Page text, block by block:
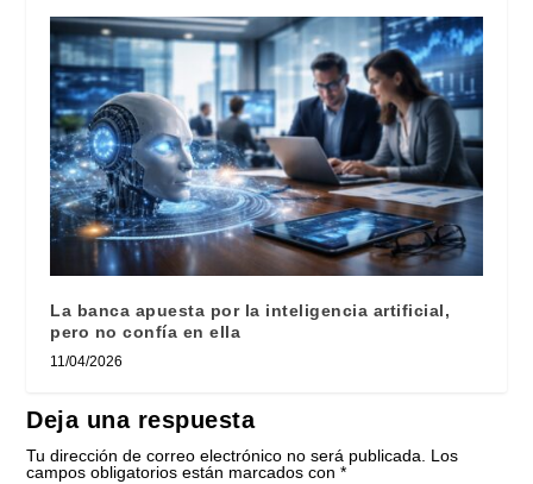
La banca apuesta por la inteligencia artificial,
pero no confía en ella
11/04/2026
Deja una respuesta
Tu dirección de correo electrónico no será publicada. Los
campos obligatorios están marcados con*